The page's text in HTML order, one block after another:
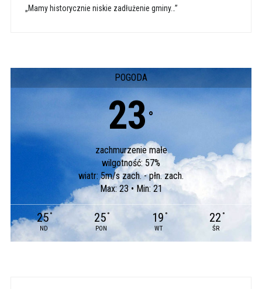
„Mamy historycznie niskie zadłużenie gminy…”
POGODA
23 °
zachmurzenie małe
wilgotność: 57%
wiatr: 5m/s zach. - płn. zach.
Max: 23 • Min: 21
25 °
ND
25 °
PON
19 °
WT
22 °
ŚR